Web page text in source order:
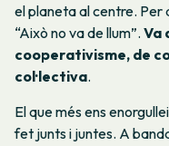
el planeta al centre. Per
“Això no va de llum”. Va
cooperativisme, de
col·lectiva.
El que més ens
fet junts i juntes. A